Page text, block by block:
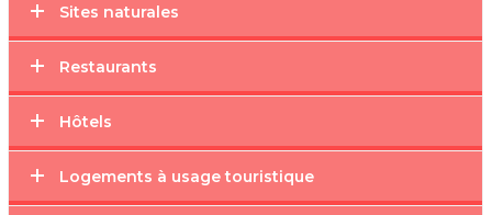
Sites naturales
Restaurants
Hôtels
Logements à usage touristique